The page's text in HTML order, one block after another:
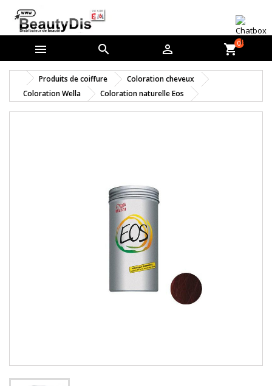
   shopping_cart0
Produits de coiffure
Coloration cheveux
Coloration Wella
Coloration naturelle Eos